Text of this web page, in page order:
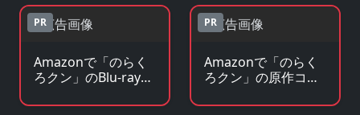
PR
Amazonで「のらく
ろクン」のBlu-ray・
PR
Amazonで「のらく
ろクン」の原作コミ